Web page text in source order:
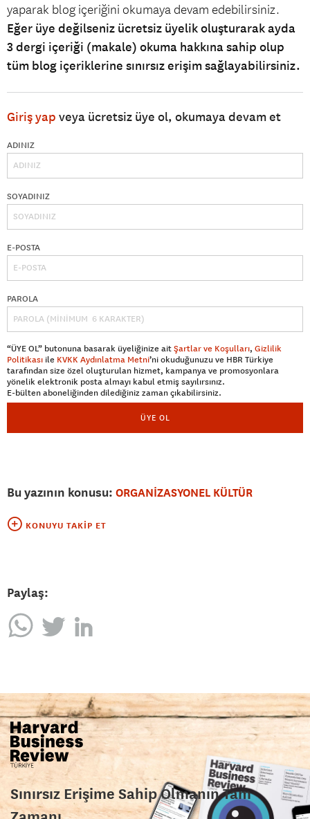
yaparak blog içeriğini okumaya devam edebilirsiniz.
Eğer üye değilseniz ücretsiz üyelik oluşturarak ayda
3 dergi içeriği (makale) okuma hakkına sahip olup
tüm blog içeriklerine sınırsız erişim sağlayabilirsiniz.
Giriş yap veya ücretsiz üye ol, okumaya devam et
ADINIZ
SOYADINIZ
E-POSTA
PAROLA
“ÜYE OL” butonuna basarak üyeliğinize aitŞartlar ve Koşulları, Gizlilik
Politikası ile KVKK Aydınlatma Metni’ni okuduğunuzu ve HBR Türkiye
tarafından size özel oluşturulan hizmet, kampanya ve promosyonlara
yönelik elektronik posta almayı kabul etmiş sayılırsınız.
E-bülten aboneliğinden dilediğiniz zaman çıkabilirsiniz.
ÜYE OL
Bu yazının konusu: ORGANİZASYONEL KÜLTÜR
KONUYU TAKIP ET
Paylaş:
Sınırsız Erişime Sahip Olmanın Tam